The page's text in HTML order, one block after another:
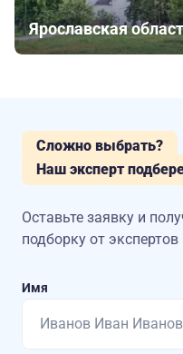
Ярославская
Сложно выбрать?
Наш эксперт
Оставьте заявку и
подборку от
Имя